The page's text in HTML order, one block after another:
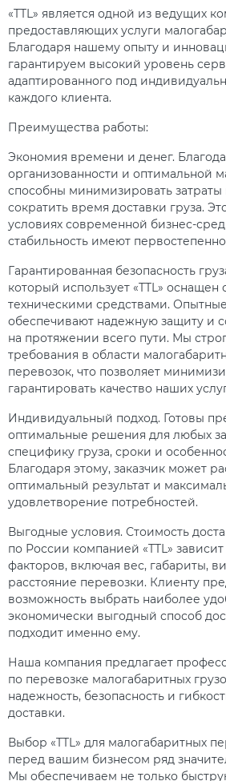
«TTL» является одной из ведущих
предоставляющих услуги
Благодаря нашему опыту и
гарантируем высокий уровень
адаптированного под
каждого клиента.
Преимущества работы:
Экономия времени и денег.
организованности и оптимальной
способны минимизировать затраты
сократить время доставки груза.
условиях современной бизнес-
стабильность имеют
Гарантированная безопасность
который использует «TTL»
техническими средствами.
обеспечивают надежную защиту и
на протяжении всего пути. Мы
требования в области
перевозок, что позволяет
гарантировать качество наших
Индивидуальный подход. Готовы
оптимальные решения для любых
специфику груза, сроки и
Благодаря этому, заказчик может
оптимальный результат и
удовлетворение потребностей.
Выгодные условия. Стоимость
по России компанией «TTL»
факторов, включая вес, габариты,
расстояние перевозки. Клиенту
возможность выбрать наиболее
экономически выгодный способ
подходит именно ему.
Наша компания предлагает
по перевозке малогабаритных
надежность, безопасность и
доставки.
Выбор «TTL» для малогабаритных
перед вашим бизнесом ряд
Мы обеспечиваем не только